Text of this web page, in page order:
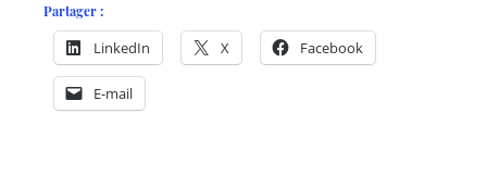
Partager :
LinkedIn X Facebook
E-mail